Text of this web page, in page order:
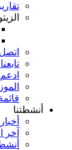
أنشطتنا
آخر